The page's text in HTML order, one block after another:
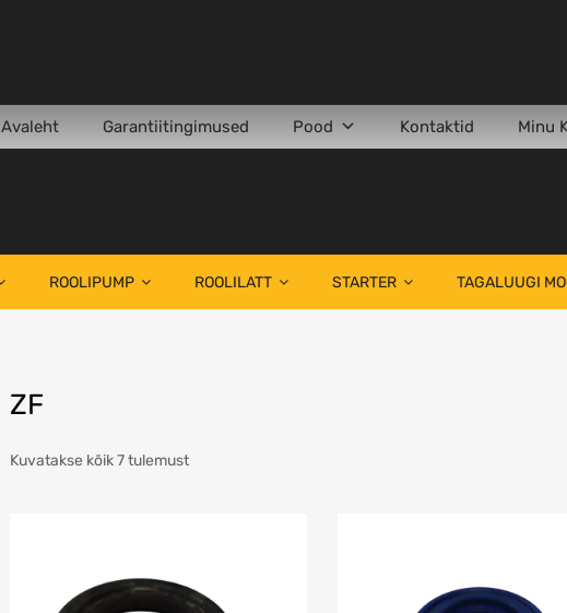
Avaleht Garantiitingimused Pood Kontaktid Minu
ROOLIPUMP ROOLILATT STARTER TAGALUUGI
ZF
Kuvatakse kõik 7 tulemust